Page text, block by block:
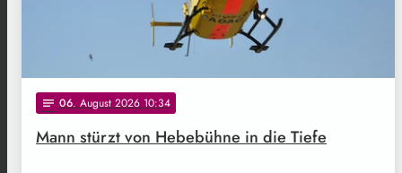
notes 06. August 2026 10:34
Mann stürzt von Hebebühne in die Tiefe